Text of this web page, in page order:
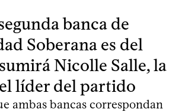
banca de
Soberana es del
Nicolle Salle, la
líder del partido
ambas bancas correspondan